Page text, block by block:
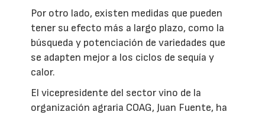
Por otro lado, existen medidas que pueden
tener su efecto más a largo plazo, como la
búsqueda y potenciación de variedades que
se adapten mejor a los ciclos de sequía y
calor.
El vicepresidente del sector vino de la
organización agraria COAG, Juan Fuente, ha